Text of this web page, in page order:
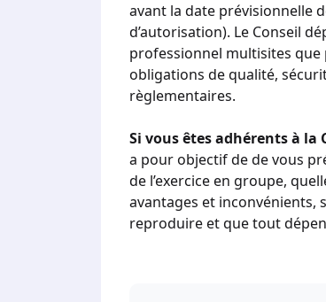
avant la date prévisionnelle
d’autorisation). Le Conseil
professionnel multisites que
obligations de qualité,
règlementaires.
Si vous êtes adhérents à la
a pour objectif de de vous
de l’exercice en groupe,
avantages et inconvénients,
reproduire et que tout